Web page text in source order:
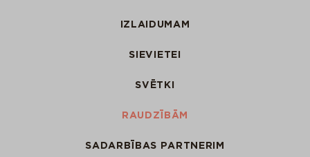
IZLAIDUMAM
SIEVIETEI
SVĒTKI
RAUDZĪBĀM
SADARBĪBAS PARTNERIM